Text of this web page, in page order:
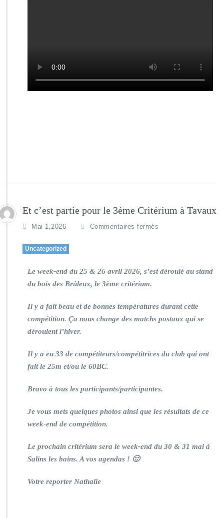
Et c’est partie pour le 3ème Critérium à Tavaux
Mai 1,2026 Commentaires fermés
Uncategorized
Le week-end du 25 & 26 avril 2026, s’est déroulé au stand
du bois des Brûleux, le 3ème critérium.
Il y a fait beau et de bonnes températures durant cette
compétition. Ça nous change des matchs postaux qui se
déroulent l’hiver.
Il y a eu 33 de compétiteurs/compétitrices du club qui ont
fait le 25m et/ou le 60BC.
Bravo à tous les participants/participantes.
Je vous mets quelques photos ainsi que les résultats de ce
week-end de compétition.
Le prochain critérium sera le week-end du 30 & 31 mai à
Salins les bains. A vos agendas ! 🙂
Votre reporter Nathalie